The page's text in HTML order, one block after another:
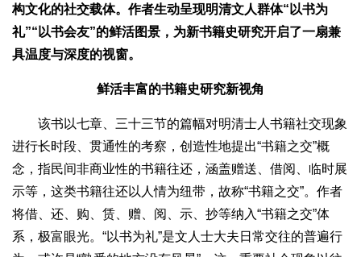
构文化的社交载体。作者生动呈现明清文人群体“以书为
礼”“以书会友”的鲜活图景，为新书籍史研究开启了一扇兼
具温度与深度的视窗。
鲜活丰富的书籍史研究新视角
该书以七章、三十三节的篇幅对明清士人书籍社交现象
进行长时段、贯通性的考察，创造性地提出“书籍之交”概
念，指民间非商业性的书籍往还，涵盖赠送、借阅、临时展
示等，这类书籍往还以人情为纽带，故称“书籍之交”。作者
将借、还、购、赁、赠、阅、示、抄等纳入“书籍之交”体
系，极富眼光。“以书为礼”是文人士大夫日常交往的普遍行